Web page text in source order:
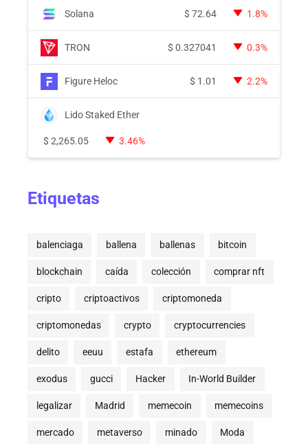
Solana $ 72.64 1.8%
TRON $ 0.327041 0.3%
Figure Heloc $ 1.01 2.2%
Lido Staked Ether
$ 2,265.05 3.46%
Etiquetas
balenciaga ballena ballenas bitcoin
blockchain caída colección comprar nft
cripto criptoactivos criptomoneda
criptomonedas crypto cryptocurrencies
delito eeuu estafa ethereum
exodus gucci Hacker In-World Builder
legalizar Madrid memecoin memecoins
mercado metaverso minado Moda